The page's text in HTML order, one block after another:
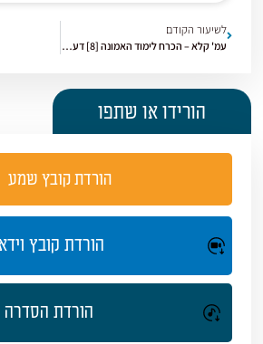
לשיעור הקודם
עמ' קלא – הכרח לימוד האמונה [8] דעת אלוקים
הורידו או שתפו
הורדת קובץ שמע
הורדת קובץ
הורדת הסדרה